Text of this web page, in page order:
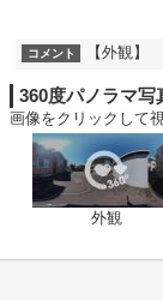
コメント 【外観】
360度パノラマ写
画像をクリックして
外観